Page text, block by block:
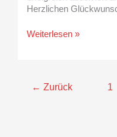
Herzlichen
Weiterlesen »
← Zurück 1